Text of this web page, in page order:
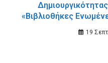
«Βιβλιοθήκες
19